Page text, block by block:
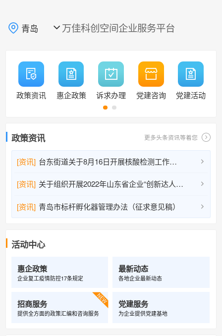
 青岛 万佳科创空间企业服务平台
政策资讯 惠企政策 诉求办理 党建咨询 党建活动
政策资讯 更多头条资讯等着您
[资讯] 台东街道关于8月16日开展核酸检测工作的通告 
[资讯] 关于组织开展2022年山东省企业“创新达人”宣讲活动人选推荐工作的通知 
[资讯] 青岛市标杆孵化器管理办法（征求意见稿） 
活动中心
惠企政策
企业复工疫情防控17条规定
最新动态
各地企业最新动态
招商服务
提供全方面的政策汇编和咨询服务
 党建服务
为企业提供党建基地